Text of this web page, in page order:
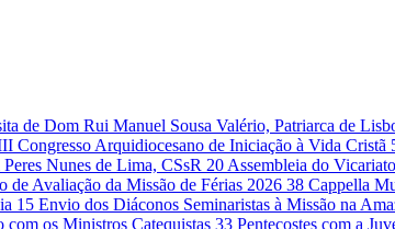
de Dom Rui Manuel Sousa Valério, Patriarca de
Congresso Arquidiocesano de Iniciação à Vida Cristã
Nunes de Lima, CSsR 20 Assembleia do
de Avaliação da Missão de Férias 2026 38 Cappella
15 Envio dos Diáconos Seminaristas à Missão na
os Ministros Catequistas 33 Pentecostes com a